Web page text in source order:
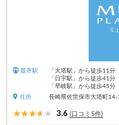
最寄駅
「大塔駅」から徒歩11分
「日宇駅」から徒歩41分
「早岐駅」から徒歩45分
住所
長崎県佐世保市大塔町
3.6 (口コミ5件)